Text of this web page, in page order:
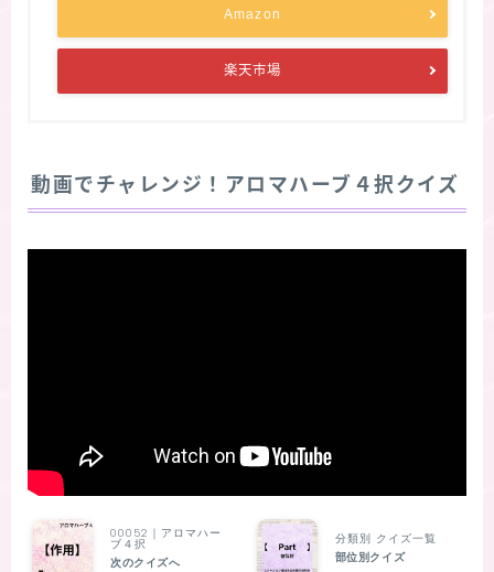
Amazon
楽天市場
動画でチャレンジ！アロマハーブ４択クイズ
00052｜アロマハー
ブ４択
次のクイズへ
分類別 クイズ一覧
部位別クイズ